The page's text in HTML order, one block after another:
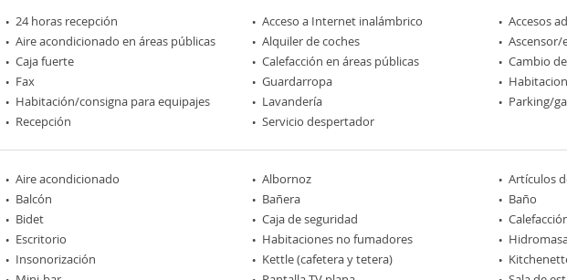
24 horas recepción Acceso a Internet inalámbrico
Accesos
Aire acondicionado en áreas públicas
Alquiler de coches
Ascensor/
Caja fuerte
Calefacción en áreas públicas
Cambio
Fax
Guardarropa
Habitación/consigna para equipajes
Lavandería
Parking/
Recepción
Servicio despertador
Aire acondicionado Albornoz
Artículos
Balcón
Bañera
Baño
Bidet
Caja de seguridad
Escritorio
Habitaciones no fumadores
Insonorización
Kettle (cafetera y tetera)